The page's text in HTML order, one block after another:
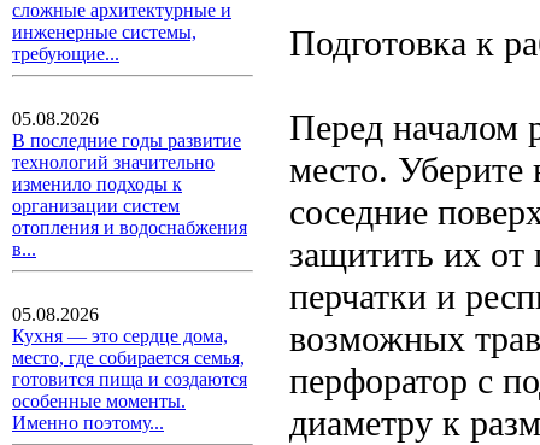
сложные архитектурные и
инженерные системы,
требующие...
05.08.2026
В последние годы развитие
технологий значительно
изменило подходы к
организации систем
отопления и водоснабжения
в...
05.08.2026
Кухня — это сердце дома,
место, где собирается семья,
готовится пища и создаются
особенные моменты.
Именно поэтому...
Подготовка к
Перед началом
место. Уберите
соседние
защитить их
перчатки и
возможных
перфоратор с
диаметру к